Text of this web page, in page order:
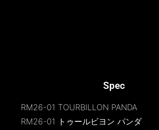
Spec
RM26-01 TOURBILLON PANDA
RM26-01 トゥールビヨン パンダ